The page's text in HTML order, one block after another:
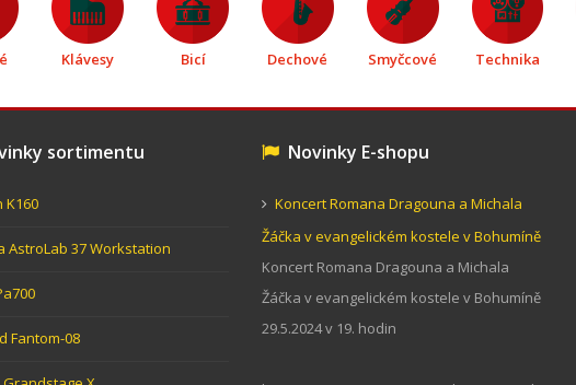
Klávesy Bicí Dechové Smyčcové Technika
sortimentu
K160
AstroLab 37 Workstation
Fantom-08
Novinky E-shopu
Koncert Romana Dragouna a Michala
Žáčka v evangelickém kostele v Bohumíně
Koncert Romana Dragouna a Michala
Žáčka v evangelickém kostele v Bohumíně
29.5.2024 v 19. hodin